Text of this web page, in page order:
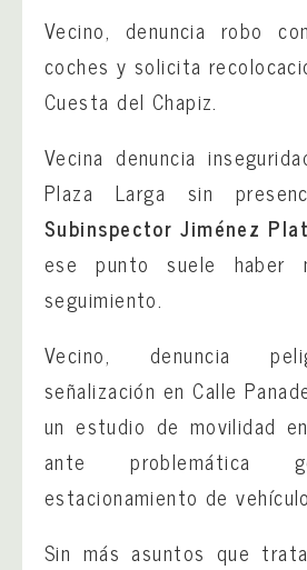
Vecino, denuncia robo
coches y solicita
Cuesta del Chapiz.
Vecina denuncia
Plaza Larga sin
Subinspector Jiménez
ese punto suele haber
seguimiento.
Vecino, denuncia
señalización en Calle
un estudio de movilidad
ante problemática
estacionamiento de
Sin más asuntos que